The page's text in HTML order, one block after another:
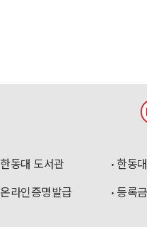
한동대 도서관
한동
온라인증명발급
등록